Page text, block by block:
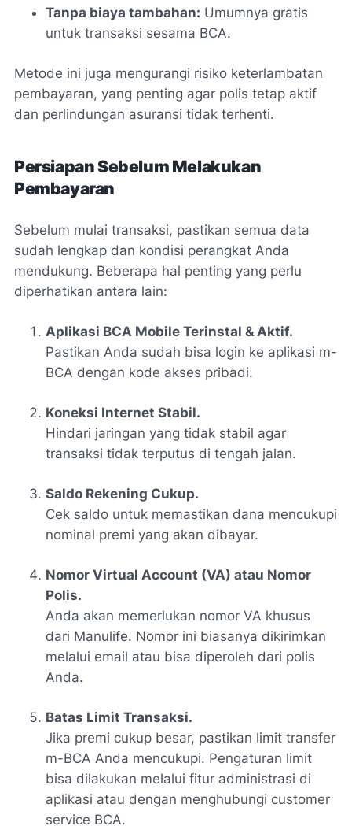
Tanpa biaya tambahan: Umumnya gratis
untuk transaksi sesama BCA.
Metode ini juga mengurangi risiko keterlambatan
pembayaran, yang penting agar polis tetap aktif
dan perlindungan asuransi tidak terhenti.
Persiapan Sebelum Melakukan
Pembayaran
Sebelum mulai transaksi, pastikan semua data
sudah lengkap dan kondisi perangkat Anda
mendukung. Beberapa hal penting yang perlu
diperhatikan antara lain:
Aplikasi BCA Mobile Terinstal & Aktif.
Pastikan Anda sudah bisa login ke aplikasi m-
BCA dengan kode akses pribadi.
Koneksi Internet Stabil.
Hindari jaringan yang tidak stabil agar
transaksi tidak terputus di tengah jalan.
Saldo Rekening Cukup.
Cek saldo untuk memastikan dana mencukupi
nominal premi yang akan dibayar.
Nomor Virtual Account (VA) atau Nomor
Polis.
Anda akan memerlukan nomor VA khusus
dari Manulife. Nomor ini biasanya dikirimkan
melalui email atau bisa diperoleh dari polis
Anda.
Batas Limit Transaksi.
Jika premi cukup besar, pastikan limit transfer
m-BCA Anda mencukupi. Pengaturan limit
bisa dilakukan melalui fitur administrasi di
aplikasi atau dengan menghubungi customer
service BCA.